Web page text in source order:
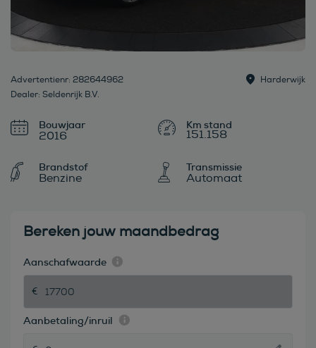
Advertentienr: 282644962
Dealer: Seldenrijk B.V.
Harderwijk
Bouwjaar
2016 151.158
Brandstof
Benzine
Transmissie
Automaat
Bereken jouw maandbedrag
Aanschafwaarde
Aanbetaling/inruil